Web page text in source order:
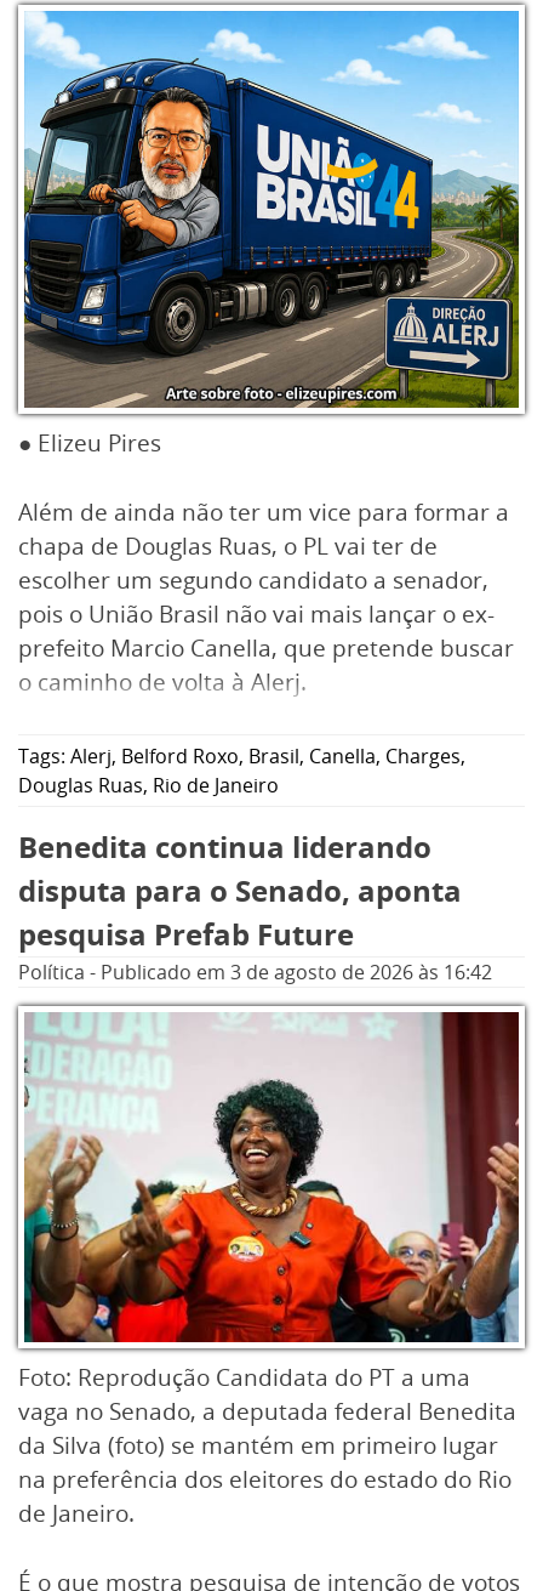
● Elizeu Pires
Além de ainda não ter um vice para formar a
chapa de Douglas Ruas, o PL vai ter de
escolher um segundo candidato a senador,
pois o União Brasil não vai mais lançar o ex-
prefeito Marcio Canella, que pretende buscar
o caminho de volta à Alerj.
Tags: Alerj, Belford Roxo, Brasil, Canella, Charges,
Douglas Ruas, Rio de Janeiro
Benedita continua liderando
disputa para o Senado, aponta
pesquisa Prefab Future
Política - Publicado em 3 de agosto de 2026às 16:42
Foto: Reprodução Candidata do PT a uma
vaga no Senado, a deputada federal Benedita
da Silva (foto) se mantém em primeiro lugar
na preferência dos eleitores do estado do Rio
de Janeiro.
É o que mostra pesquisa de intenção de votos